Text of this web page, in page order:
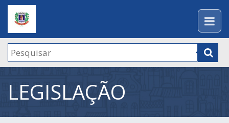
LEGISLAÇÃO